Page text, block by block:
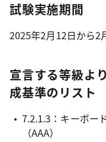
試験実施期間
2025年2月12日から2
宣言する等級よ
成基準のリスト
7.2.1.3：キーボー
（AAA）